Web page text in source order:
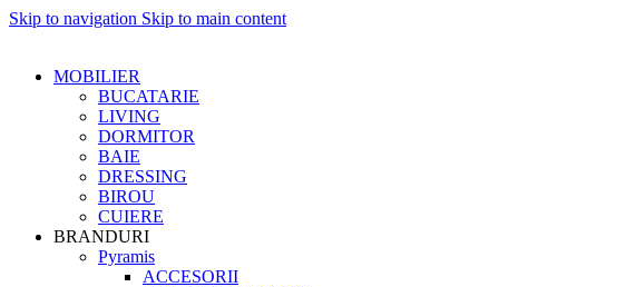
Skip to navigation Skip to main content
MOBILIER
BUCATARIE
LIVING
DORMITOR
BAIE
DRESSING
BIROU
CUIERE
BRANDURI
Pyramis
ACCESORII